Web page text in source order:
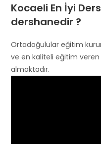
Kocaeli En İyi
dershanedir ?
Ortadoğulular eğitim
ve en kaliteli eğitim
almaktadır.